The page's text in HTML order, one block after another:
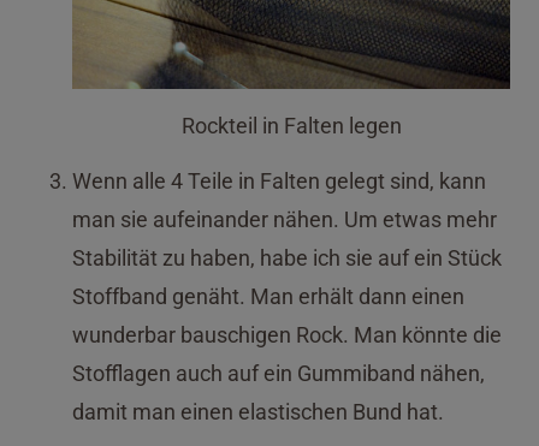
Rockteil in Falten legen
Wenn alle 4 Teile in Falten gelegt sind, kann
man sie aufeinander nähen. Um etwas mehr
Stabilität zu haben, habe ich sie auf ein Stück
Stoffband genäht. Man erhält dann einen
wunderbar bauschigen Rock. Man könnte die
Stofflagen auch auf ein Gummiband nähen,
damit man einen elastischen Bund hat.